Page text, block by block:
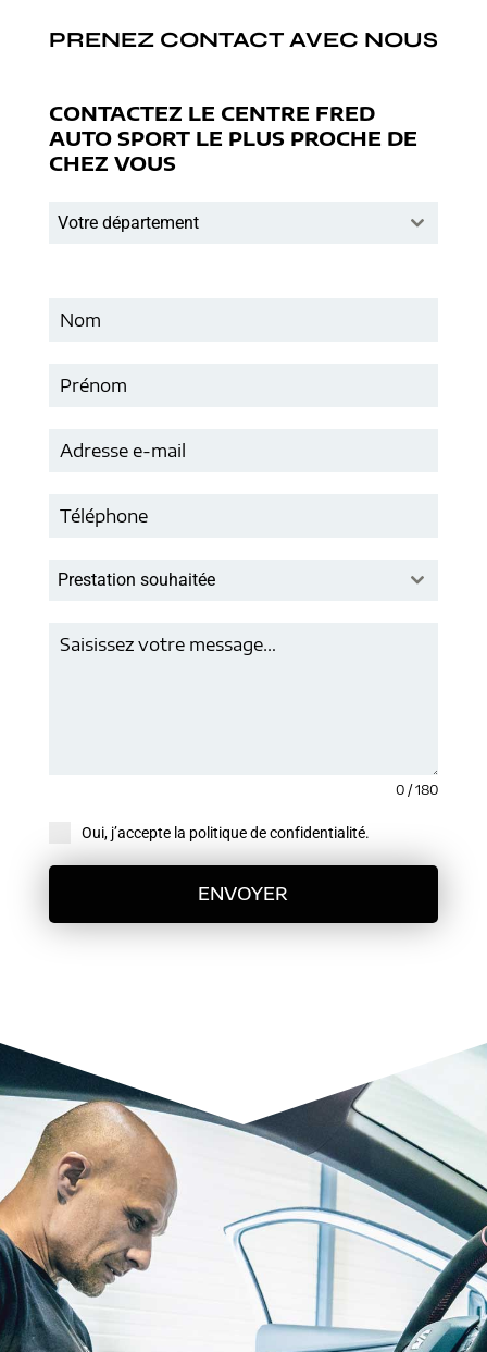
PRENEZ CONTACT AVEC NOUS
CONTACTEZ LE CENTRE FRED
AUTO SPORT LE PLUS PROCHE DE
CHEZ VOUS
Votre département
Prestation souhaitée
0 / 180
Oui, j’accepte la politique de confidentialité.
ENVOYER